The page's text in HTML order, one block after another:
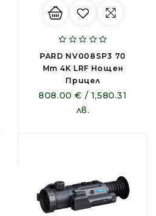
PARD NV008SP3 70
Mm 4K LRF Нощен
Прицел
808.00 € / 1,580.31
лв.